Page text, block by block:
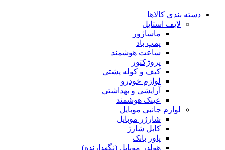
دسته بندی کالاها
لایف استایل
ماساژور
پمپ باد
ساعت هوشمند
پروژکتور
کیف و کوله پشتی
لوازم خودرو
آرایشی و بهداشتی
عینک هوشمند
لوازم جانبی موبایل
شارژر موبایل
کابل شارژ
پاور بانک
هولدر موبایل (نگهدارنده)